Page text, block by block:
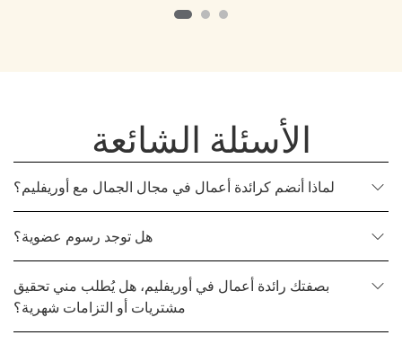
الأسئلة الشائعة
لماذا أنضم كرائدة أعمال في مجال الجمال مع أوريفليم؟
هل توجد رسوم عضوية؟
بصفتك رائدة أعمال في أوريفليم، هل يُطلب مني تحقيق
مشتريات أو التزامات شهرية؟